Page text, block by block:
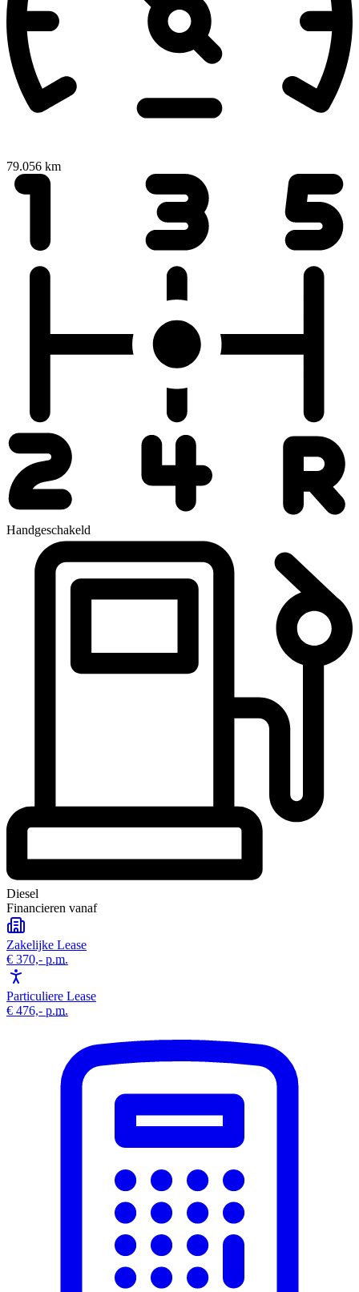
79.056 km
Handgeschakeld
Diesel
Financieren vanaf
Zakelijke Lease
€ 370,- p.m.
Particuliere Lease
€ 476,- p.m.